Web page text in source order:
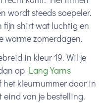
wordt steeds soepeler.
fijn shirt wat luchtig en
warme zomerdagen.
in kleur 19. Wil je
op Lang Yarns
het kleurnummer door in
van je bestelling.